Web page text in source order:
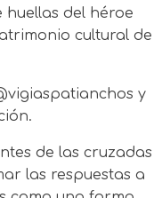
del héroe
cultural de
y
de las cruzadas
las respuestas a